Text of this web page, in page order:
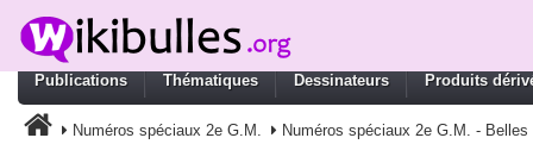
Publications Thématiques Dessinateurs Produits
Numéros spéciaux 2e G.M. Numéros spéciaux 2e G.M. -